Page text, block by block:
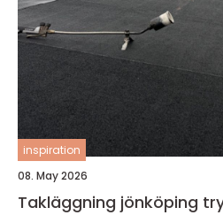
inspiration
08. May 2026
Takläggning jönköping trygga tak för